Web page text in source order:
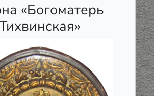
«Богоматерь